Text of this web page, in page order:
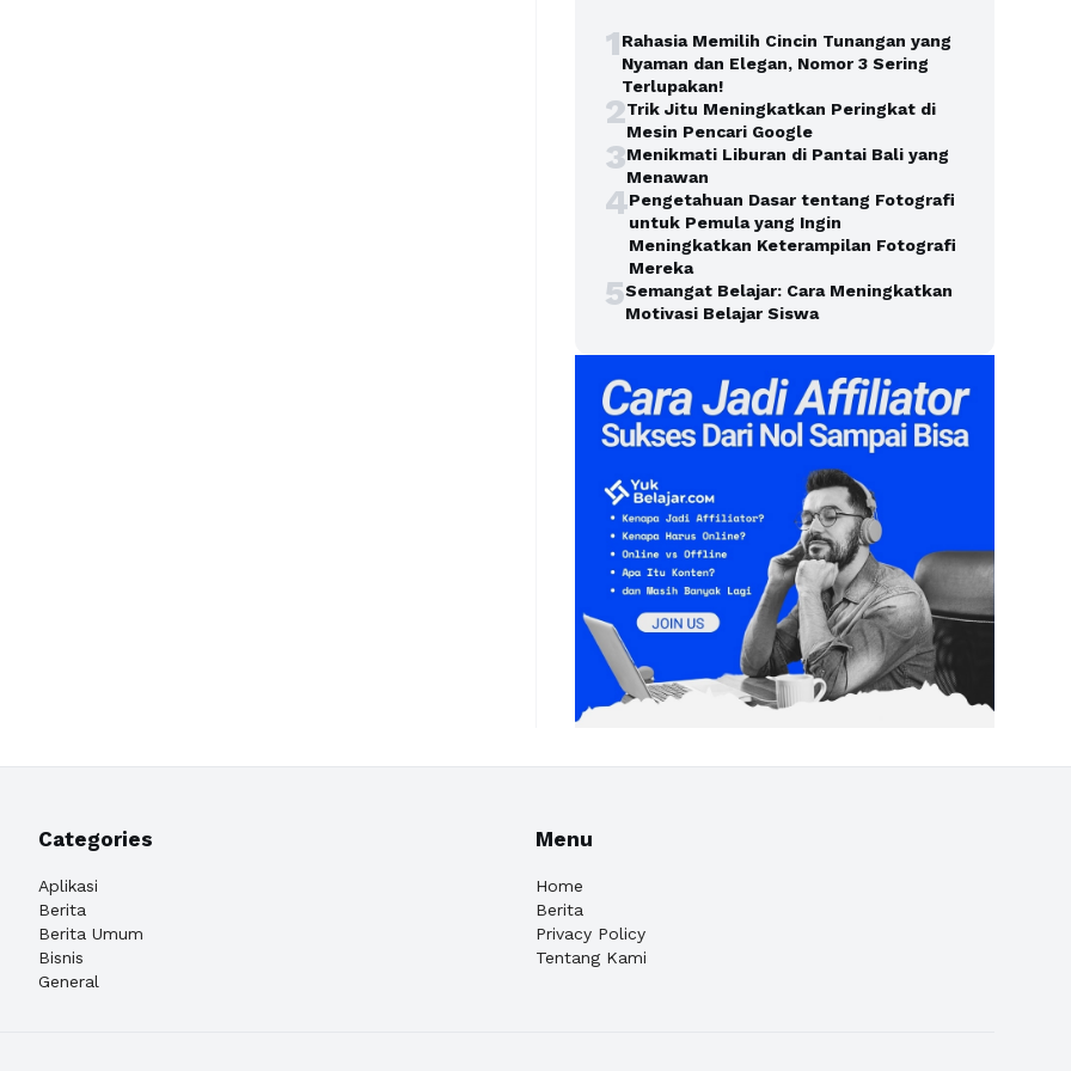
1Rahasia Memilih Cincin Tunangan yang
Nyaman dan Elegan, Nomor 3 Sering
Terlupakan!
2Trik Jitu Meningkatkan Peringkat di
Mesin Pencari Google
3Menikmati Liburan di Pantai Bali yang
Menawan
4Pengetahuan Dasar tentang Fotografi
untuk Pemula yang Ingin
Meningkatkan Keterampilan Fotografi
Mereka
5Semangat Belajar: Cara Meningkatkan
Motivasi Belajar Siswa
Categories
Aplikasi
Berita
Berita Umum
Bisnis
General
Menu
Home
Berita
Privacy Policy
Tentang Kami